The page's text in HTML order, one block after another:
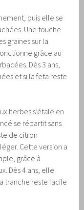
puis elle se
Une touche
graines sur la
grâce au
Dès 3 ans,
et si la feta reste
herbes s’étale en
se répartit sans
de citron
Cette version a
grâce à
Dès 4 ans, elle
tranche reste facile